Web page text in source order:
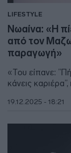
LIFESTYLE
Νωαίνα: «Η
από τον
παραγωγή»
«Του είπανε:
κάνεις
19.12.2025 - 18:21